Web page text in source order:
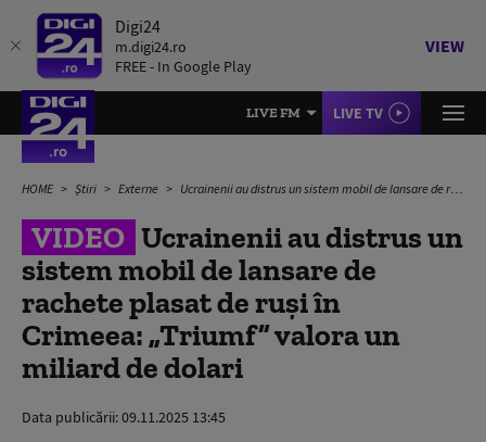
Digi24
m.digi24.ro
FREE - In Google Play
VIEW
LIVE FM LIVE TV
HOME Știri Externe Ucrainenii au distrus un sistem mobil de lansare de rachete plasat de ruși în Crimeea: „Triumf” valora un miliard de dolari
VIDEO Ucrainenii au distrus un
sistem mobil de lansare de
rachete plasat de ruși în
Crimeea: „Triumf” valora un
miliard de dolari
Data publicării:09.11.2025 13:45